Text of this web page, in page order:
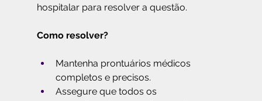
hospitalar para resolver a questão.
Como resolver?
Mantenha prontuários médicos
completos e precisos.
Assegure que todos os